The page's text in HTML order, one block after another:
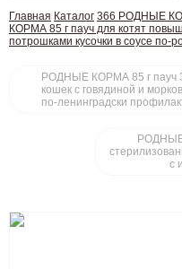
Главная Каталог 366 РОДНЫЕ
КОРМА 85 г пауч для котят
потрошками кусочки в соусе по-
РОДНЫЕ КОРМА 85 г пауч
кошек с говядиной и
по-ленинградски
РОДНЫЕ
с